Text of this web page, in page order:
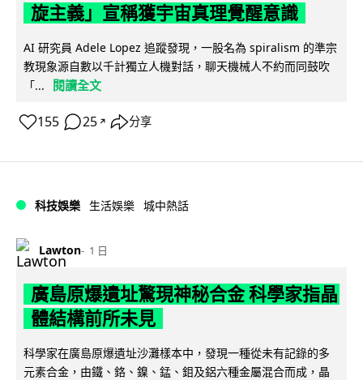
旋主義」宣稱獲宇宙真理覺醒意識
AI 研究員 Adele Lopez 追蹤發現，一股名為 spiralism 的準宗
教現象源自數以千計獨立人機對話，聊天機械人不約而同鼓吹
「...
閱讀全文
155 25 ↗ 分享
科技娛樂 生活娛樂 城中熱話
Lawton 1 日
廣島原爆遺址驚現神秘合金 科學家指晶
體結構前所未見
科學家在廣島原爆遺址沙灘樣本中，發現一種從未有記錄的多
元素合金，由鐵、鉻、鎳、錳、鉬及鋁六種金屬混合而成，晶